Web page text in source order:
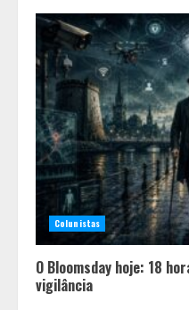
Colunistas
O Bloomsday hoje: 18
vigilância